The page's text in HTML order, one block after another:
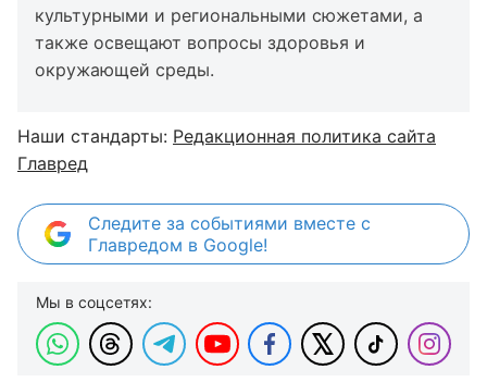
культурными и региональными сюжетами, а
также освещают вопросы здоровья и
окружающей среды.
Наши стандарты: Редакционная политика сайта
Главред
Следите за событиями вместе с
Главредом в Google!
Мы в соцсетях: